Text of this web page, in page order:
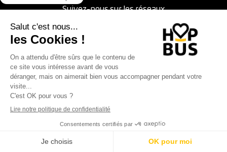
Suivez-nous sur les réseaux
Mentions légales
Modalités relatives aux cookies
Protection des données